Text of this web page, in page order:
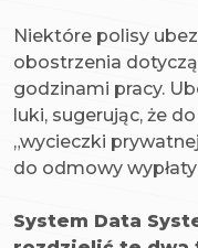
Niektóre polisy
obostrzenia
godzinami pracy.
luki, sugerując, że
„wycieczki
do odmowy
System Data